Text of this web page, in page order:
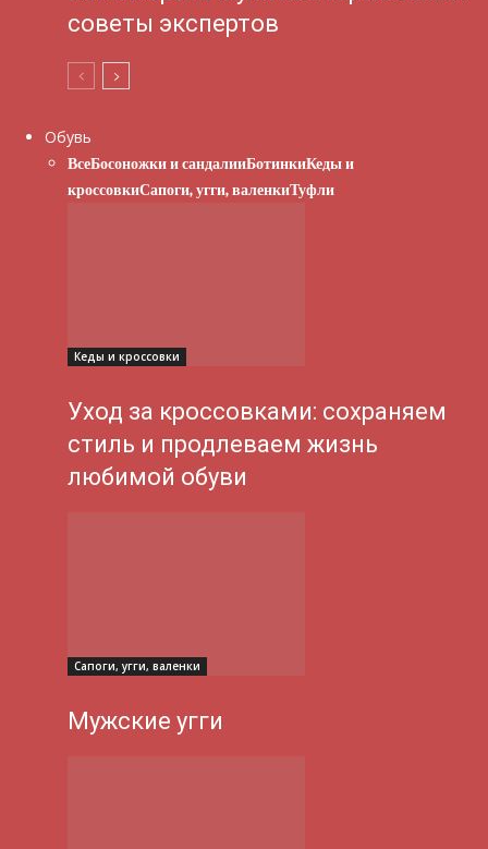
советы экспертов
Обувь
ВсеБосоножки и сандалииБотинкиКеды и
кроссовкиСапоги, угги, валенкиТуфли
Кеды и кроссовки
Уход за кроссовками: сохраняем
стиль и продлеваем жизнь
любимой обуви
Сапоги, угги, валенки
Мужские угги